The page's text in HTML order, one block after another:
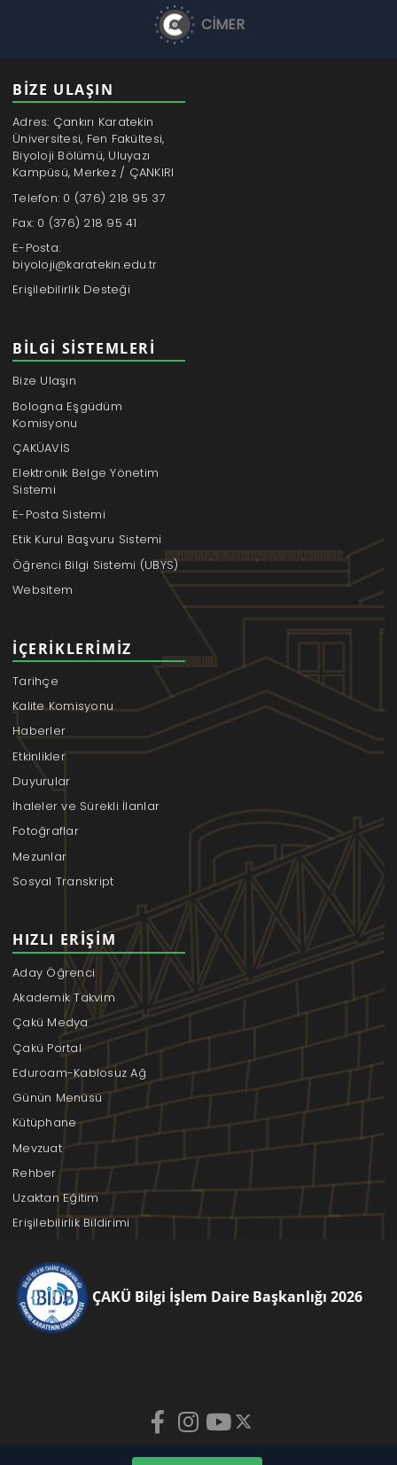
CİMER
BİZE ULAŞIN
Adres: Çankırı Karatekin
Üniversitesi, Fen Fakültesi,
Biyoloji Bölümü, Uluyazı
Kampüsü, Merkez / ÇANKIRI
Telefon: 0 (376) 218 95 37
Fax: 0 (376) 218 95 41
E-Posta:
biyoloji@karatekin.edu.tr
Erişilebilirlik Desteği
BILGI SISTEMLERI
Bize Ulaşın
Bologna Eşgüdüm
Komisyonu
ÇAKÜAVİS
Elektronik Belge Yönetim
Sistemi
E-Posta Sistemi
Etik Kurul Başvuru Sistemi
Öğrenci Bilgi Sistemi (UBYS)
Websitem
İÇERIKLERIMIZ
Tarihçe
Kalite Komisyonu
Haberler
Etkinlikler
Duyurular
İhaleler ve Sürekli İlanlar
Fotoğraflar
Mezunlar
Sosyal Transkript
HIZLI ERIŞIM
Aday Öğrenci
Akademik Takvim
Çakü Medya
Çakü Portal
Eduroam-Kablosuz Ağ
Günün Menüsü
Kütüphane
Mevzuat
Rehber
Uzaktan Eğitim
Erişilebilirlik Bildirimi
ÇAKÜ Bilgi İşlem Daire Başkanlığı 2026